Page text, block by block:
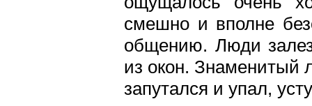
смешно и вполне
общению. Люди
из окон. Знаменитый
запутался и упал,